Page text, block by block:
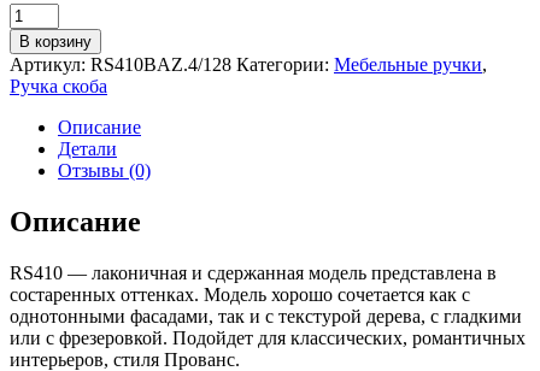
Количество
товара
Мебельная
ручка
RS410BAZ.4
(BAZ
Чернёный
старинный
цинк)
В корзину
Артикул: RS410BAZ.4/128 Категории: Мебельные ручки,
Ручка скоба
Описание
Детали
Отзывы (0)
Описание
RS410 — лаконичная и сдержанная модель представлена в
состаренных оттенках. Модель хорошо сочетается как с
однотонными фасадами, так и с текстурой дерева, с гладкими
или с фрезеровкой. Подойдет для классических, романтичных
интерьеров, стиля Прованс.